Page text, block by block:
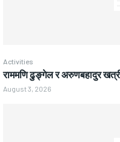
Activities
राममणि ढुङ्गेल र अरुणबहादुर खत्री
August 3, 2026